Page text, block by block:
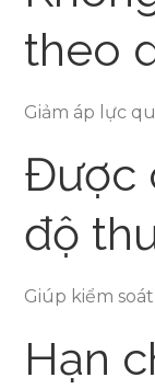
theo
Giảm áp lực
Được
độ
Giúp kiểm
Hạn